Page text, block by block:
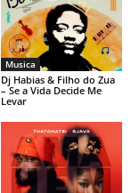
Musica
Dj Habias & Filho do Zua
– Se a Vida Decide Me
Levar